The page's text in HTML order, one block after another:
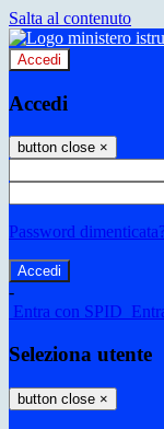
Salta al contenuto
Accedi
Accedi
button close ×
Password
-
Entra con SPID
Seleziona utente
button close ×